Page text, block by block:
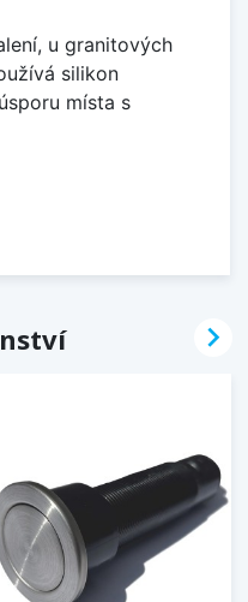
u granitových
silikon
místa s
